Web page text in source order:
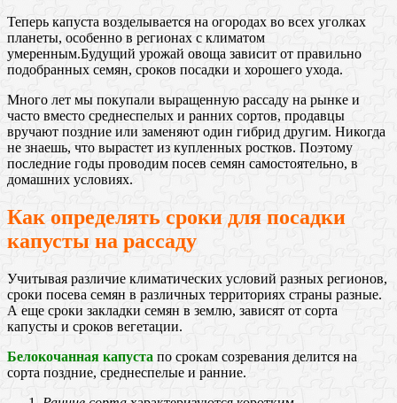
Теперь капуста возделывается на огородах во всех уголках
планеты, особенно в регионах с климатом
умеренным.Будущий урожай овоща зависит от правильно
подобранных семян, сроков посадки и хорошего ухода.
Много лет мы покупали выращенную рассаду на рынке и
часто вместо среднеспелых и ранних сортов, продавцы
вручают поздние или заменяют один гибрид другим. Никогда
не знаешь, что вырастет из купленных ростков. Поэтому
последние годы проводим посев семян самостоятельно, в
домашних условиях.
Как определять сроки для посадки
капусты на рассаду
Учитывая различие климатических условий разных регионов,
сроки посева семян в различных территориях страны разные.
А еще сроки закладки семян в землю, зависят от сорта
капусты и сроков вегетации.
Белокочанная капуста по срокам созревания делится на
сорта поздние, среднеспелые и ранние.